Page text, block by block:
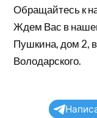
Обращайтесь к
Ждем Вас в
Пушкина, дом 2,
Володарского.